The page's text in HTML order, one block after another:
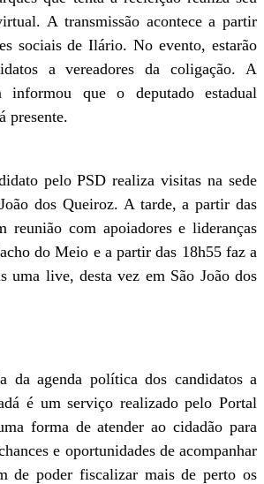
A transmissão acontece a partir
sociais de Ilário. No evento, estarão
a vereadores da coligação. A
informou que o deputado estadual
presente.
pelo PSD realiza visitas na sede
dos Queiroz. A tarde, a partir das
reunião com apoiadores e lideranças
do Meio e a partir das 18h55 faz a
uma live, desta vez em São João dos
da agenda política dos candidatos a
é um serviço realizado pelo Portal
forma de atender ao cidadão para
e oportunidades de acompanhar
de poder fiscalizar mais de perto os